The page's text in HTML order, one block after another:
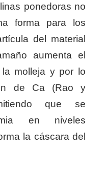
ponedoras no
forma para los
del material
aumenta el
molleja y por lo
de Ca (Rao y
que se
en niveles
la cáscara del